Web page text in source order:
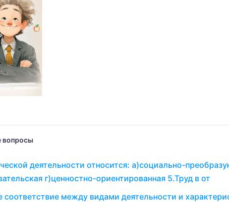
вопросы
деятельности относится: а)социально-
г)ценностно-ориентированная 5.Труд в от
соответствие между видами деятельности и